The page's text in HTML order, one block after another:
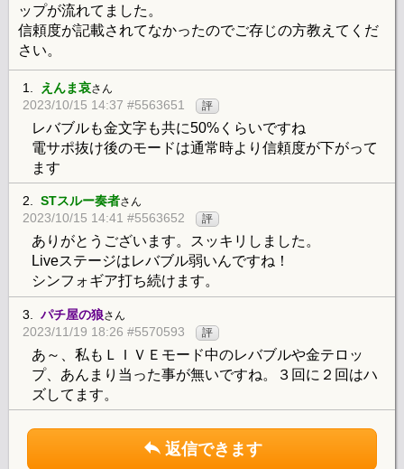
ップが流れてました。
信頼度が記載されてなかったのでご存じの方教えてくだ
さい。
1. えんま哀さん
2023/10/15 14:37 #5563651 評
レバブルも金文字も共に50%くらいですね
電サポ抜け後のモードは通常時より信頼度が下がって
ます
2. STスルー奏者さん
2023/10/15 14:41 #5563652 評
ありがとうございます。スッキリしました。
Liveステージはレバブル弱いんですね！
シンフォギア打ち続けます。
3. パチ屋の狼さん
2023/11/19 18:26 #5570593 評
あ～、私もＬＩＶＥモード中のレバブルや金テロッ
プ、あんまり当った事が無いですね。３回に２回はハ
ズしてます。
返信できます